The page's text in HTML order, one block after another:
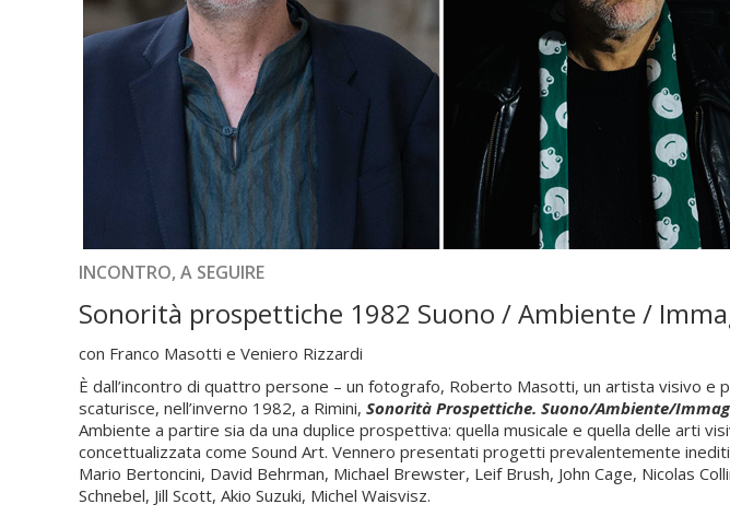
INCONTRO, A SEGUIRE
Sonorità prospettiche 1982 Suono / Ambiente /
con Franco Masotti e Veniero Rizzardi
È dall’incontro di quattro persone – un fotografo, Roberto Masotti, un artista visivo
scaturisce, nell’inverno 1982, a Rimini, Sonorità Prospettiche. Suono/Ambiente/
Ambiente a partire sia da una duplice prospettiva: quella musicale e quella delle arti
concettualizzata come Sound Art. Vennero presentati progetti prevalentemente
Mario Bertoncini, David Behrman, Michael Brewster, Leif Brush, John Cage, Nicolas
Schnebel, Jill Scott, Akio Suzuki, Michel Waisvisz.